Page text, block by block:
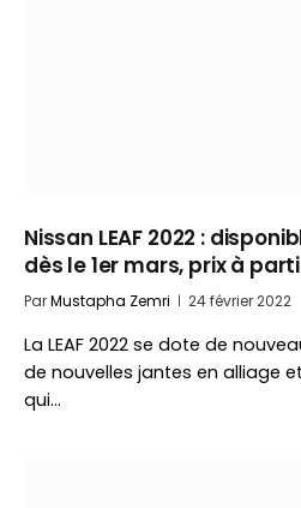
Nissan LEAF 2022 :
dès le 1er mars, prix à
ParMustapha Zemri 24 février 2022
La LEAF 2022 se dote de
de nouvelles jantes en alliage
qui…